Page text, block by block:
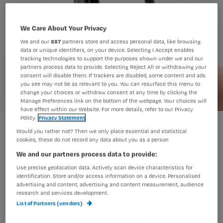
App geeft info over infectiepreventie
Met de nieuwe app InfectionGuide
voor de iPad en iPhone hebben
verpleegkundigen altijd de meest
actuele informatie over de
We Care About Your Privacy
We and our887 partners store and access personal data, like browsing
data or unique identifiers, on your device. Selecting I Accept enables
tracking technologies to support the purposes shown under we and our
partners process data to provide. Selecting Reject All or withdrawing your
consent will disable them. If trackers are disabled, some content and ads
you see may not be as relevant to you. You can resurface this menu to
change your choices or withdraw consent at any time by clicking the
Manage Preferences link on the bottom of the webpage. Your choices will
have effect within our Website. For more details, refer to our Privacy
Policy. Privacy Statement
Would you rather not? Then we only place essential and statistical
cookies, these do not record any data about you as a person
We and our partners process data to provide:
Use precise geolocation data. Actively scan device characteristics for
identification. Store and/or access information on a device. Personalised
advertising and content, advertising and content measurement, audience
research and services development.
List of Partners (vendors)